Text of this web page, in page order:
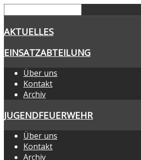
AKTUELLES
EINSATZABTEILUNG
Über uns
Kontakt
Archiv
JUGENDFEUERWEHR
Über uns
Kontakt
Archiv